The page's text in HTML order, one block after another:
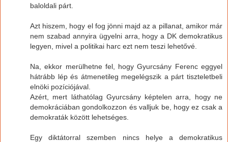
baloldali párt.
Azt hiszem, hogy el fog jönni majd az a pillanat, amikor már
nem szabad annyira ügyelni arra, hogy a DK demokratikus
legyen, mivel a politikai harc ezt nem teszi lehetővé.
Na, ekkor merülhetne fel, hogy Gyurcsány Ferenc eggyel
hátrább lép és átmenetileg megelégszik a párt tiszteletbeli
elnöki pozíciójával.
Azért, mert láthatólag Gyurcsány képtelen arra, hogy ne
demokráciában gondolkozzon és valljuk be, hogy ez csak a
demokraták között lehetséges.
Egy diktátorral szemben nincs helye a demokratikus